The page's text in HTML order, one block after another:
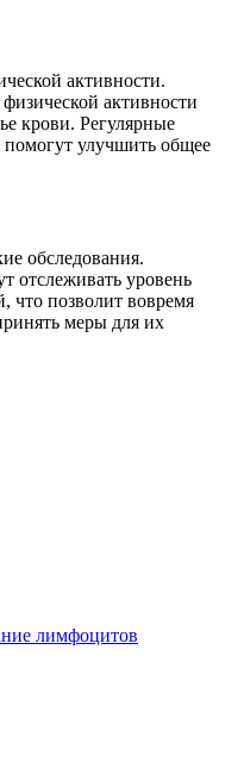
активности.
активности
крови. Регулярные
улучшить общее
обследования.
отслеживать уровень
что позволит вовремя
меры для их
лимфоцитов